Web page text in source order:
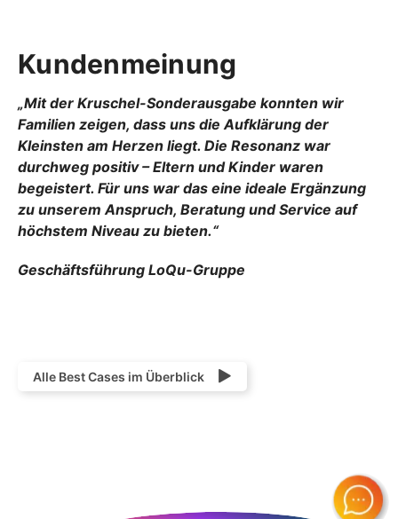
Kundenmeinung
„Mit der Kruschel-Sonderausgabe konnten wir
Familien zeigen, dass uns die Aufklärung der
Kleinsten am Herzen liegt. Die Resonanz war
durchweg positiv – Eltern und Kinder waren
begeistert. Für uns war das eine ideale Ergänzung
zu unserem Anspruch, Beratung und Service auf
höchstem Niveau zu bieten.“
Geschäftsführung LoQu-Gruppe
Alle Best Cases im Überblick